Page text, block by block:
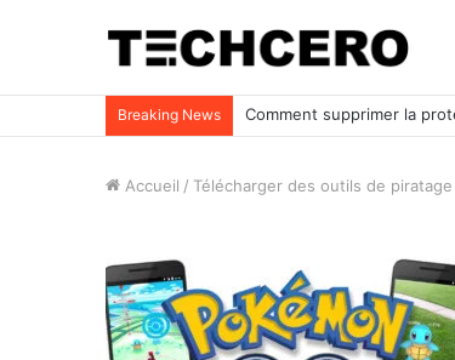
Breaking News Impossible d’ouvrir un
Accueil / Télécharger des outils de